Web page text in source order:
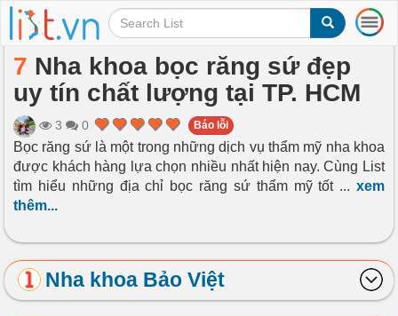
T
o
l
e
a
i
g
i
o
n
7 Nha khoa bọc răng sứ đẹp
uy tín chất lượng tại TP. HCM
3 0 Báo lỗi
Bọc răng sứ là một trong những dịch vụ thẩm mỹ nha khoa
được khách hàng lựa chọn nhiều nhất hiện nay. Cùng List
tìm hiểu những địa chỉ bọc răng sứ thẩm mỹ tốt ...xem
thêm...
Nha khoa Bảo Việt